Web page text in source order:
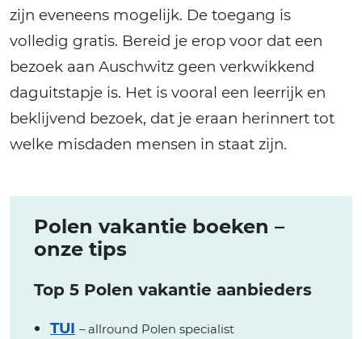
zijn eveneens mogelijk. De toegang is
volledig gratis. Bereid je erop voor dat een
bezoek aan Auschwitz geen verkwikkend
daguitstapje is. Het is vooral een leerrijk en
beklijvend bezoek, dat je eraan herinnert tot
welke misdaden mensen in staat zijn.
Polen vakantie boeken –
onze tips
Top 5 Polen vakantie aanbieders
TUI – allround Polen specialist